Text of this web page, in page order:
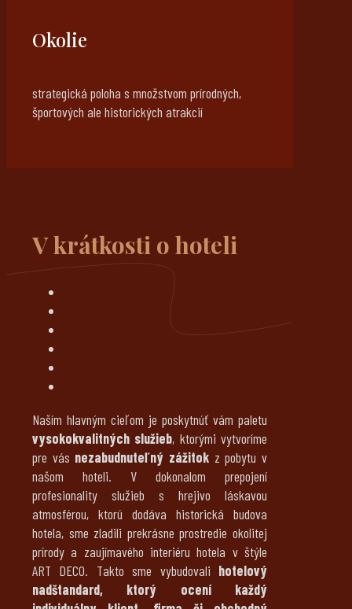
Okolie
strategická poloha s množstvom prírodných,
športových ale historických atrakcií
V krátkosti o hoteli
Naším hlavným cieľom je poskytnúť vám paletu
vysokokvalitných služieb, ktorými vytvoríme
pre vás nezabudnuteľný zážitok z pobytu v
našom hoteli. V dokonalom prepojení
profesionality služieb s hrejivo láskavou
atmosférou, ktorú dodáva historická budova
hotela, sme zladili prekrásne prostredie okolitej
prírody a zaujímavého interiéru hotela v štýle
ART DECO. Takto sme vybudovali hotelový
nadštandard, ktorý ocení každý